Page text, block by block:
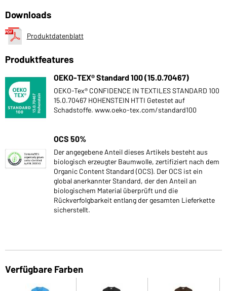
Downloads
Produktdatenblatt
Produktfeatures
OEKO-TEX® Standard 100 (15.0.70467)
OEKO-Tex® CONFIDENCE IN TEXTILES STANDARD 100
15.0.70467 HOHENSTEIN HTTI Getestet auf
Schadstoffe. www.oeko-tex.com/standard100
OCS 50%
Der angegebene Anteil dieses Artikels besteht aus
biologisch erzeugter Baumwolle, zertifiziert nach dem
Organic Content Standard (OCS). Der OCS ist ein
global anerkannter Standard, der den Anteil an
biologischem Material überprüft und die
Rückverfolgbarkeit entlang der gesamten Lieferkette
sicherstellt.
Verfügbare Farben